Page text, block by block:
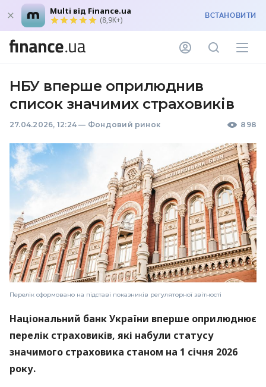
Multi від Finance.ua
(8,9K+) ВСТАНОВИТИ
НБУ вперше оприлюднив
список значимих страховиків
27.04.2026, 12:24 — Фондовий ринок 898
Перелік сформовано на підставі показників регуляторної звітності
Національний банк України вперше оприлюднює
перелік страховиків, які набули статусу
значимого страховика станом на 1 січня 2026
року.